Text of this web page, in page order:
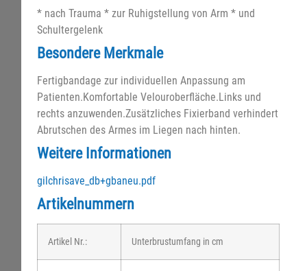
* nach Trauma * zur Ruhigstellung von Arm * und
Schultergelenk
Besondere Merkmale
Fertigbandage zur individuellen Anpassung am
Patienten.Komfortable Velouroberfläche.Links und
rechts anzuwenden.Zusätzliches Fixierband verhindert
Abrutschen des Armes im Liegen nach hinten.
Weitere Informationen
gilchrisave_db+gbaneu.pdf
Artikelnummern
Artikel Nr.: Unterbrustumfang in cm